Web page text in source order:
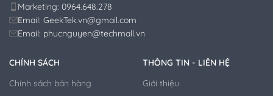
Marketing: 0964.648.278
Email: GeekTek.vn@gmail.com
Email: phucnguyen@techmall.vn
CHÍNH SÁCH
Chính sách bán hàng
THÔNG TIN - LIÊN HỆ
Giới thiệu